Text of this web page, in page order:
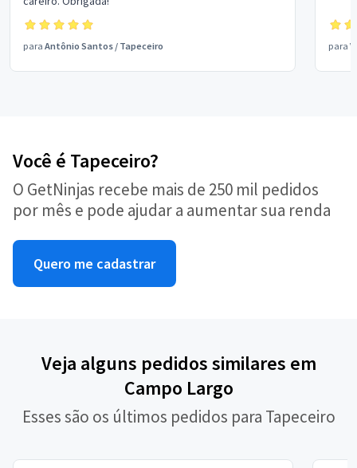
para Antônio Santos / Tapeceiro para
Você é Tapeceiro?
O GetNinjas recebe mais de 250 mil pedidos
por mês e pode ajudar a aumentar sua renda
Quero me cadastrar
Veja alguns pedidos similares em
Campo Largo
Esses são os últimos pedidos para Tapeceiro